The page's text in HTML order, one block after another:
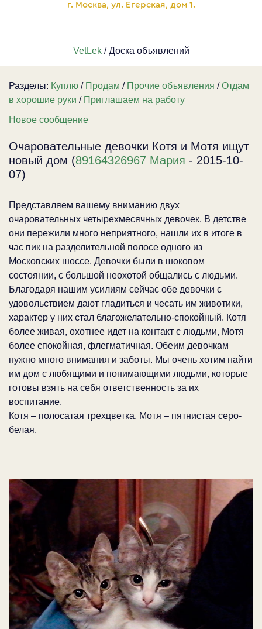
г. Москва, ул. Егерская, дом 1.
VetLek/ Доска объявлений
Разделы: Куплю / Продам / Прочие объявления /Отдам
в хорошие руки / Приглашаем на работу
Новое сообщение
Очаровательные девочки Котя и Мотя ищут
новый дом (89164326967 Мария - 2015-10-
07)
Представляем вашему вниманию двух
очаровательных четырехмесячных девочек. В детстве
они пережили много неприятного, нашли их в итоге в
час пик на разделительной полосе одного из
Московских шоссе. Девочки были в шоковом
состоянии, с большой неохотой общались с людьми.
Благодаря нашим усилиям сейчас обе девочки с
удовольствием дают гладиться и чесать им животики,
характер у них стал благожелательно-спокойный. Котя
более живая, охотнее идет на контакт с людьми, Мотя
более спокойная, флегматичная. Обеим девочкам
нужно много внимания и заботы. Мы очень хотим найти
им дом с любящими и понимающими людьми, которые
готовы взять на себя ответственность за их
воспитание.
Котя – полосатая трехцветка, Мотя – пятнистая серо-
белая.